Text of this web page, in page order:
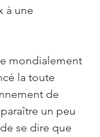
à une
mondialement
la toute
de
un peu
se dire que